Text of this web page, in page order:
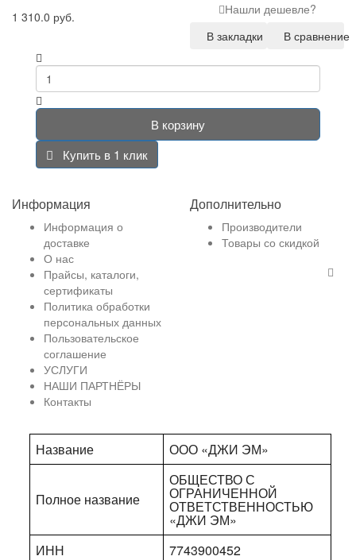
1 310.0 руб.
Нашли дешевле?
В закладки
В сравнение
В корзину
Купить в 1 клик
Информация
Информация о
доставке
О нас
Прайсы, каталоги,
сертификаты
Политика обработки
персональных данных
Пользовательское
соглашение
УСЛУГИ
НАШИ ПАРТНЁРЫ
Контакты
Дополнительно
Производители
Товары со скидкой
Название ООО «ДЖИ ЭМ»
Полное название
ОБЩЕСТВО С
ОГРАНИЧЕННОЙ
ОТВЕТСТВЕННОСТЬЮ
«ДЖИ ЭМ»
ИНН
7743900452